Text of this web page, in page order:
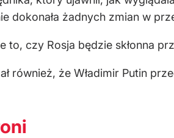
dokonała żadnych zmian w
czy Rosja będzie skłonna
również, że Władimir Putin